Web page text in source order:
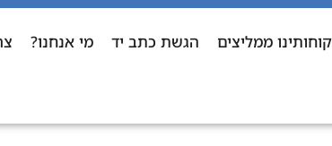
ממליצים הגשת כתב יד מי אנחנו?